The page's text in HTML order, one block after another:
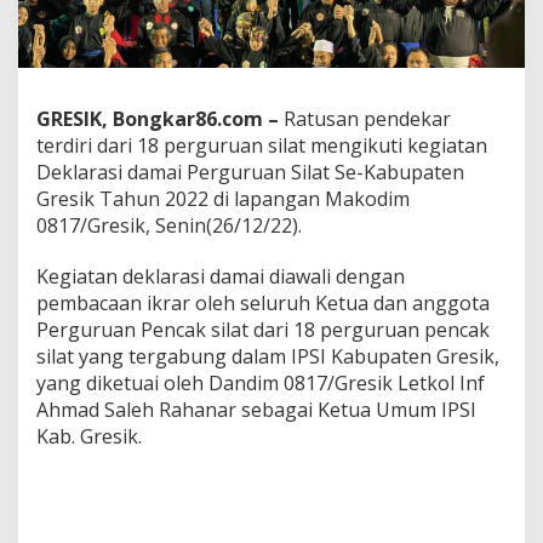
k
,
P
e
g
u
r
u
a
n
e
c
a
k
S
i
l
a
GRESIK, Bongkar86.com – Ratusan pendekar
terdiri dari 18 perguruan silat mengikuti kegiatan
Deklarasi damai Perguruan Silat Se-Kabupaten
Gresik Tahun 2022 di lapangan Makodim
0817/Gresik, Senin(26/12/22).
Kegiatan deklarasi damai diawali dengan
pembacaan ikrar oleh seluruh Ketua dan anggota
Perguruan Pencak silat dari 18 perguruan pencak
silat yang tergabung dalam IPSI Kabupaten Gresik,
yang diketuai oleh Dandim 0817/Gresik Letkol Inf
Ahmad Saleh Rahanar sebagai Ketua Umum IPSI
Kab. Gresik.